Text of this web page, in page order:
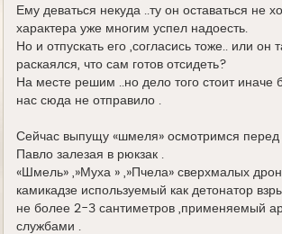
Ему деваться некуда ..ту он оставаться не
характера уже многим успел надоесть.
Но и отпускать его ,согласись тоже.. или он
раскаялся, что сам готов отсидеть?
На месте решим ..но дело того стоит иначе
нас сюда не отправило .
Сейчас выпущу «шмеля» осмотримся перед
Павло залезая в рюкзак .
«Шмель» ,»Муха » ,»Пчела» сверхмалых
камикадзе используемый как детонатор
не более 2-3 сантиметров ,применяемый
службами .